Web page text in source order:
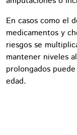
En casos como el
medicamentos y
riesgos se
mantener niveles
prolongados
edad.